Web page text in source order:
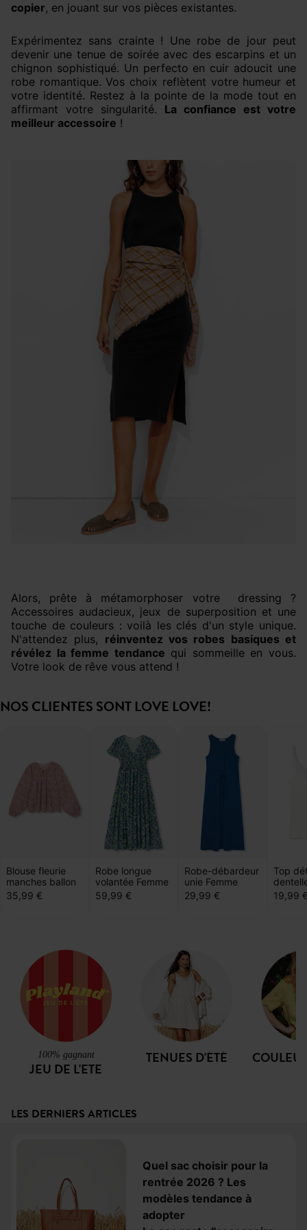
copier, en jouant sur vos pièces existantes.
Expérimentez sans crainte ! Une robe de jour peut
devenir une tenue de soirée avec des escarpins et un
chignon sophistiqué. Un perfecto en cuir adoucit une
robe romantique. Vos choix reflètent votre humeur et
votre identité. Restez à la pointe de la mode tout en
affirmant votre singularité. La confiance est votre
meilleur accessoire !
Alors, prête à métamorphoser votre dressing ?
Accessoires audacieux, jeux de superposition et une
touche de couleurs : voilà les clés d'un style unique.
N'attendez plus, réinventez vos robes basiques et
révélez la femme tendance qui sommeille en vous.
Votre look de rêve vous attend !
NOS CLIENTES SONT LOVE LOVE!
Blouse fleurie
manches ballon
35,99 €
Robe longue
volantée Femme
59,99 €
Robe-débardeur
unie Femme
29,99 €
Top
19,99
100% gagnant
JEU DE L'ETE
TENUES D'ÉTÉ
LES DERNIERS ARTICLES
Quel sac choisir pour la
rentrée 2026 ? Les
modèles tendance à
adopter